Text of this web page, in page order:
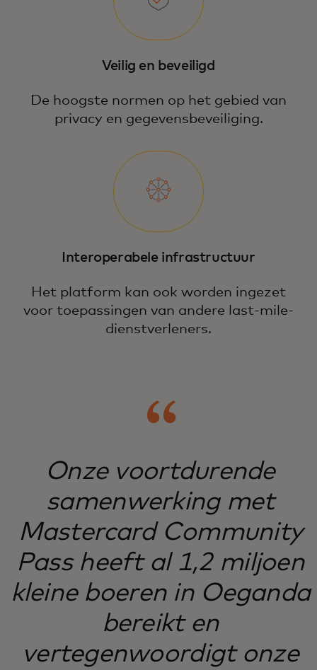
Veilig en beveiligd
De hoogste normen op het gebied van
privacy en gegevensbeveiliging.
Interoperabele infrastructuur
Het platform kan ook worden ingezet
voor toepassingen van andere last-mile-
dienstverleners.
Onze voortdurende
samenwerking met
Mastercard Community
Pass heeft al 1,2 miljoen
kleine boeren in Oeganda
bereikt en
vertegenwoordigt onze